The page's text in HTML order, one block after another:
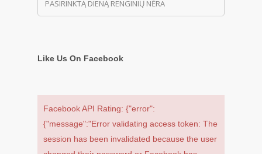
PASIRINKTĄ DIENĄ RENGINIŲ NĖRA
Like Us On Facebook
Facebook API Rating: {"error":
{"message":"Error validating access token: The
session has been invalidated because the user